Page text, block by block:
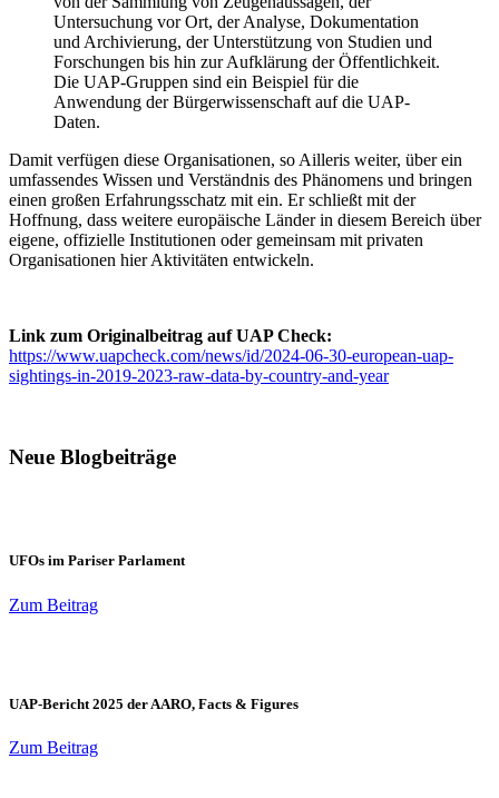
Untersuchung vor Ort, der Analyse, Dokumentation
und Archivierung, der Unterstützung von Studien und
Forschungen bis hin zur Aufklärung der Öffentlichkeit.
Die UAP-Gruppen sind ein Beispiel für die
Anwendung der Bürgerwissenschaft auf die UAP-
Daten.
Damit verfügen diese Organisationen, so Ailleris weiter, über ein
umfassendes Wissen und Verständnis des Phänomens und bringen
einen großen Erfahrungsschatz mit ein. Er schließt mit der
Hoffnung, dass weitere europäische Länder in diesem Bereich über
eigene, offizielle Institutionen oder gemeinsam mit privaten
Organisationen hier Aktivitäten entwickeln.
Link zum Originalbeitrag auf UAP Check:
https://www.uapcheck.com/news/id/2024-06-30-european-uap-
sightings-in-2019-2023-raw-data-by-country-and-year
Neue Blogbeiträge
UFOs im Pariser Parlament
Zum Beitrag
UAP-Bericht 2025 der AARO, Facts & Figures
Zum Beitrag